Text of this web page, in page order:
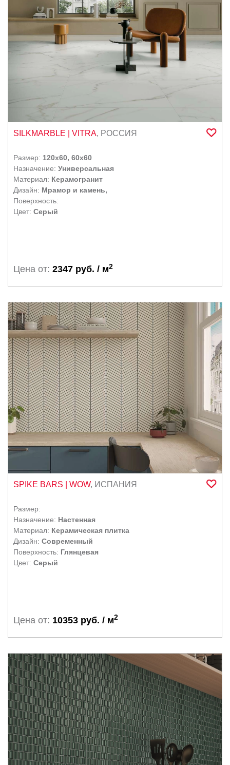
SILKMARBLE | VITRA, РОССИЯ
Размер: 120x60, 60x60
Назначение: Универсальная
Материал: Керамогранит
Дизайн: Мрамор и камень,
Поверхность:
Цвет: Серый
Цена от: 2347 руб. / м2
SPIKE BARS | WOW, ИСПАНИЯ
Размер:
Назначение: Настенная
Материал: Керамическая плитка
Дизайн: Современный
Поверхность: Глянцевая
Цвет: Серый
Цена от: 10353 руб. / м2